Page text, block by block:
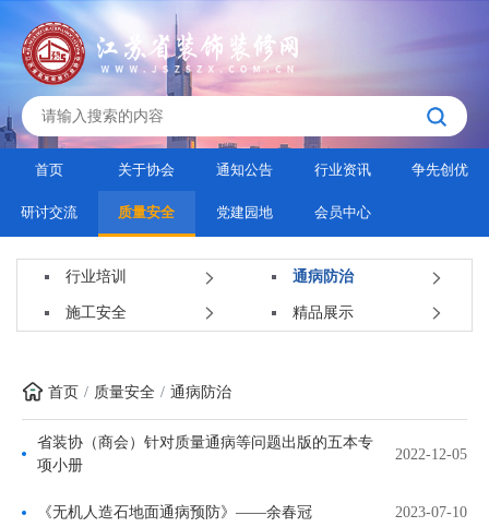
首页 关于协会 通知公告 行业资讯 争先创优
研讨交流 质量安全 党建园地 会员中心
行业培训 通病防治
施工安全 精品展示
首页 质量安全 通病防治
省装协（商会）针对质量通病等问题出版的五本专
项小册
2022-12-05
《无机人造石地面通病预防》——余春冠 2023-07-10